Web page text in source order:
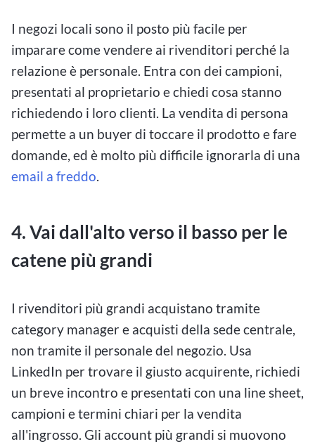
I negozi locali sono il posto più facile per
imparare come vendere ai rivenditori perché la
relazione è personale. Entra con dei campioni,
presentati al proprietario e chiedi cosa stanno
richiedendo i loro clienti. La vendita di persona
permette a un buyer di toccare il prodotto e fare
domande, ed è molto più difficile ignorarla di una
email a freddo.
4. Vai dall'alto verso il basso per le
catene più grandi
I rivenditori più grandi acquistano tramite
category manager e acquisti della sede centrale,
non tramite il personale del negozio. Usa
LinkedIn per trovare il giusto acquirente, richiedi
un breve incontro e presentati con una line sheet,
campioni e termini chiari per la vendita
all'ingrosso. Gli account più grandi si muovono